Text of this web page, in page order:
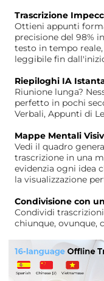
Trascrizione
Ottieni appunti
precisione del 98%
testo in tempo
leggibile fin
Riepiloghi IA
Riunione lunga?
perfetto in pochi
Verbali, Appunti di
Mappe Mentali
Vedi il quadro
trascrizione in una
evidenzia ogni idea
la visualizzazione
Condivisione con
Condividi
chiunque, ovunque,